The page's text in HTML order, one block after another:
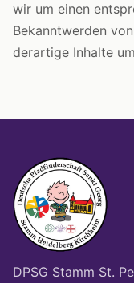
wir um einen
Bekanntwerden
derartige Inhalte
DPSG Stamm St.